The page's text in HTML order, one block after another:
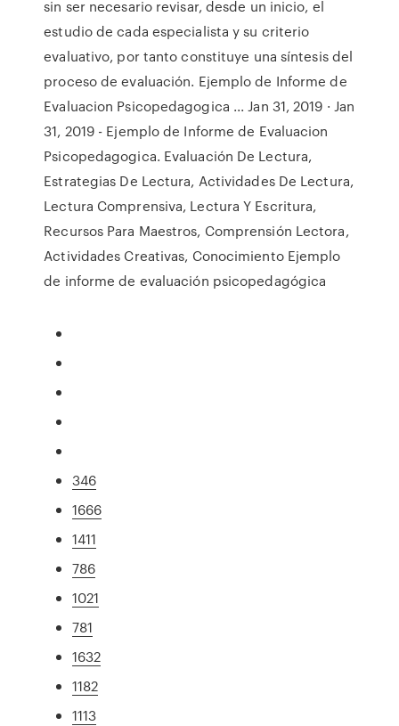
sin ser necesario revisar, desde un inicio, el
estudio de cada especialista y su criterio
evaluativo, por tanto constituye una síntesis del
proceso de evaluación. Ejemplo de Informe de
Evaluacion Psicopedagogica ... Jan 31, 2019 · Jan
31, 2019 - Ejemplo de Informe de Evaluacion
Psicopedagogica. Evaluación De Lectura,
Estrategias De Lectura, Actividades De Lectura,
Lectura Comprensiva, Lectura Y Escritura,
Recursos Para Maestros, Comprensión Lectora,
Actividades Creativas, Conocimiento Ejemplo
de informe de evaluación psicopedagógica
346
1666
1411
786
1021
781
1632
1182
1113